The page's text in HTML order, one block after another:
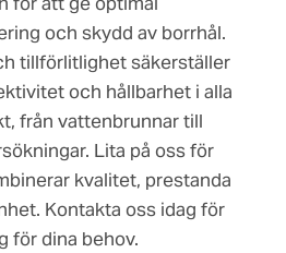
och skydd av borrhål.
tillförlitlighet säkerställer
och hållbarhet i alla
från vattenbrunnar till
Lita på oss för
kvalitet, prestanda
Kontakta oss idag för
för dina behov.